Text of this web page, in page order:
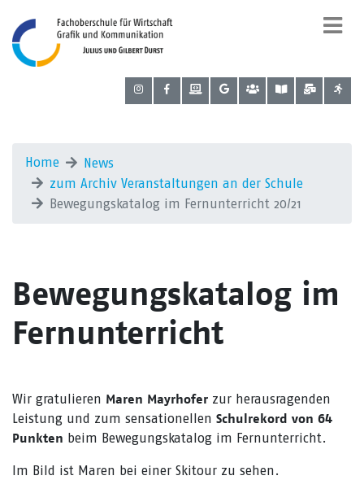
Home
News
zum Archiv Veranstaltungen an der Schule
Bewegungskatalog im Fernunterricht 20/21
Bewegungskatalog im
Fernunterricht
Wir gratulieren Maren Mayrhofer zur herausragenden
Leistung und zum sensationellen Schulrekord von 64
Punkten beim Bewegungskatalog im Fernunterricht.
Im Bild ist Maren bei einer Skitour zu sehen.